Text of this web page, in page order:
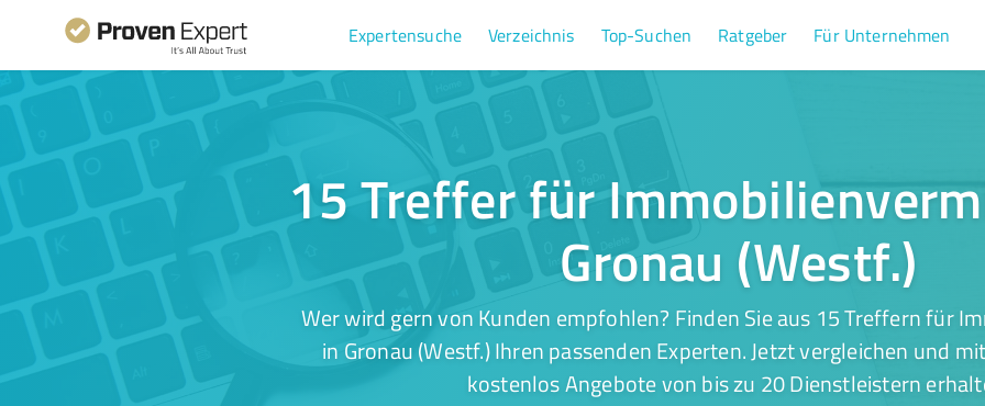
Expertensuche Verzeichnis Top-Suchen Ratgeber Für Unternehmen
15 Treffer für
Gronau (Westf.)
Wer wird gern von Kunden empfohlen? Finden Sie aus 15 Treffern für
in Gronau (Westf.) Ihren passenden Experten. Jetzt vergleichen und
kostenlos Angebote von bis zu 20 Dienstleistern